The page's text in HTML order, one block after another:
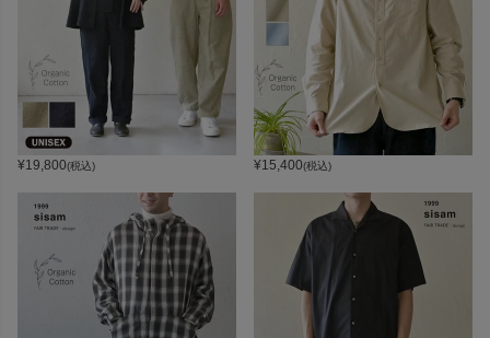
¥19,800(税込) ¥15,400(税込)